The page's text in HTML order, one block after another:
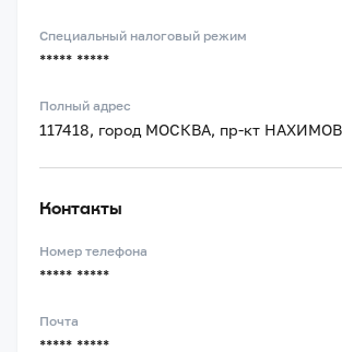
Специальный налоговый режим
***** *****
Полный адрес
117418, город МОСКВА, пр-кт
Контакты
Номер телефона
***** *****
Почта
***** *****